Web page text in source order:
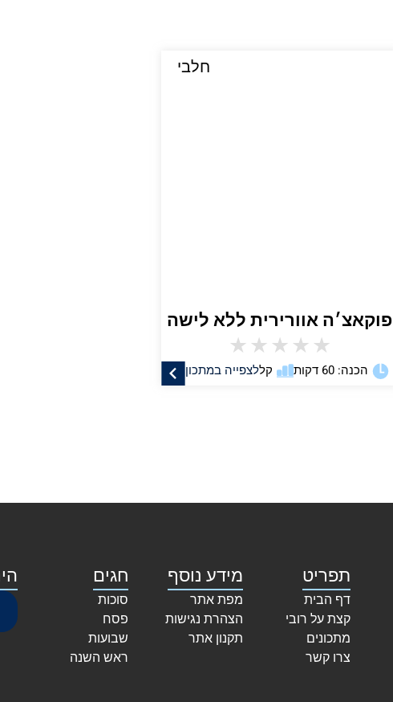
חלבי
פוקאצ׳ה אוורירית ללא לישה
★
★
★
★
★
לצפייה במתכון הכנה: 60 דקות קל
תפריט
דף הבית
קצת על רובי
מתכונים
צרו קשר
מידע נוסף
מפת אתר
הצהרת נגישות
תקנון אתר
חגים
סוכות
פסח
שבועות
ראש השנה